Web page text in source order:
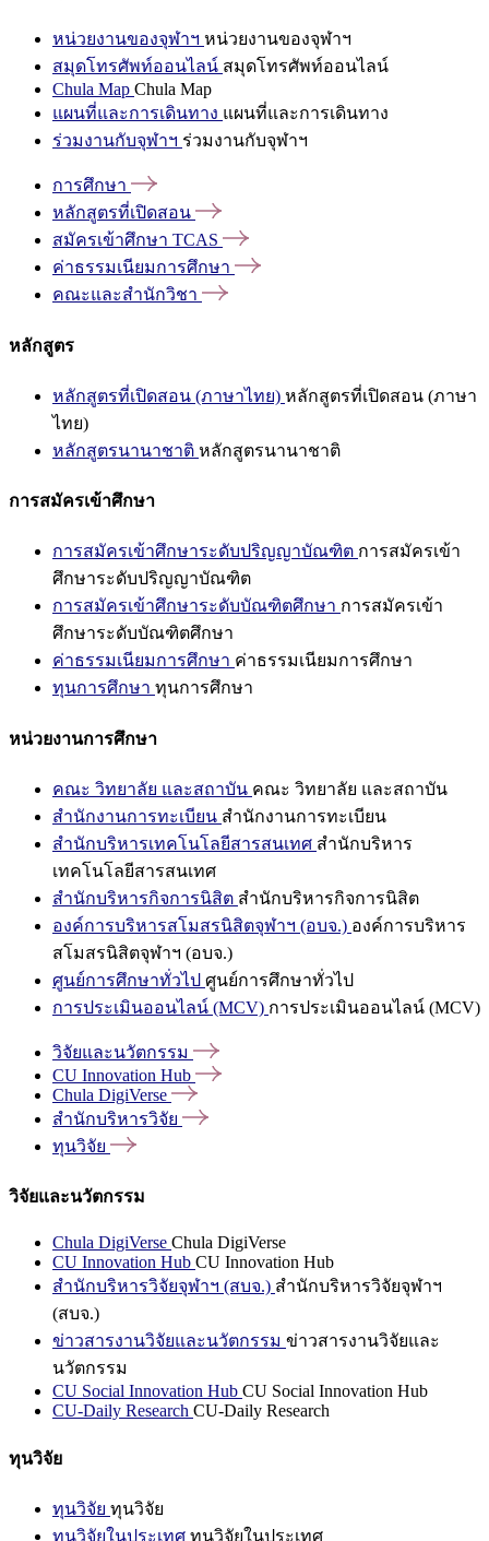
หน่วยงานของจุฬาฯ หน่วยงานของจุฬาฯ
สมุดโทรศัพท์ออนไลน์ สมุดโทรศัพท์ออนไลน์
Chula Map Chula Map
แผนที่และการเดินทาง แผนที่และการเดินทาง
ร่วมงานกับจุฬาฯ ร่วมงานกับจุฬาฯ
การศึกษา
หลักสูตรที่เปิดสอน
สมัครเข้าศึกษา TCAS
ค่าธรรมเนียมการศึกษา
คณะและสำนักวิชา
หลักสูตร
หลักสูตรที่เปิดสอน (ภาษาไทย) หลักสูตรที่เปิดสอน (ภาษา
ไทย)
หลักสูตรนานาชาติ หลักสูตรนานาชาติ
การสมัครเข้าศึกษา
การสมัครเข้าศึกษาระดับปริญญาบัณฑิต การสมัครเข้า
ศึกษาระดับปริญญาบัณฑิต
การสมัครเข้าศึกษาระดับบัณฑิตศึกษา การสมัครเข้า
ศึกษาระดับบัณฑิตศึกษา
ค่าธรรมเนียมการศึกษา ค่าธรรมเนียมการศึกษา
ทุนการศึกษา ทุนการศึกษา
หน่วยงานการศึกษา
คณะ วิทยาลัย และสถาบัน คณะ วิทยาลัย และสถาบัน
สำนักงานการทะเบียน สำนักงานการทะเบียน
สำนักบริหารเทคโนโลยีสารสนเทศ สำนักบริหาร
เทคโนโลยีสารสนเทศ
สำนักบริหารกิจการนิสิต สำนักบริหารกิจการนิสิต
องค์การบริหารสโมสรนิสิตจุฬาฯ (อบจ.) องค์การบริหาร
สโมสรนิสิตจุฬาฯ (อบจ.)
ศูนย์การศึกษาทั่วไป ศูนย์การศึกษาทั่วไป
การประเมินออนไลน์ (MCV) การประเมินออนไลน์ (MCV)
วิจัยและนวัตกรรม
CU Innovation Hub
Chula DigiVerse
สำนักบริหารวิจัย
ทุนวิจัย
วิจัยและนวัตกรรม
Chula DigiVerse Chula DigiVerse
CU Innovation Hub CU Innovation Hub
สำนักบริหารวิจัยจุฬาฯ (สบจ.) สำนักบริหารวิจัยจุฬาฯ
(สบจ.)
ข่าวสารงานวิจัยและนวัตกรรม ข่าวสารงานวิจัยและ
นวัตกรรม
CU Social Innovation Hub CU Social Innovation Hub
CU-Daily Research CU-Daily Research
ทุนวิจัย
ทุนวิจัย ทุนวิจัย
ทุนวิจัยในประเทศ ทุนวิจัยในประเทศ